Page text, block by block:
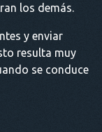
los demás.
y enviar
resulta muy
se conduce